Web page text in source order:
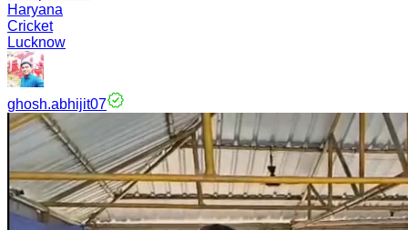
Haryana
Cricket
Lucknow
ghosh.abhijit07